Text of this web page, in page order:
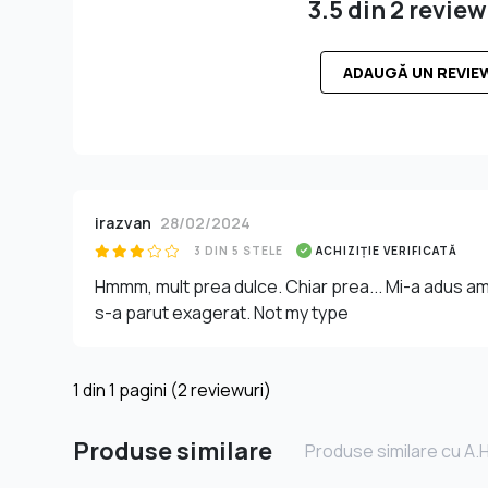
3.5 din 2
ADAUGĂ UN
irazvan 28/02/2024
3 DIN 5 STELE ACHIZIȚIE VERIFICATĂ
Hmmm, mult prea dulce. Chiar prea... Mi-a adus
s-a parut exagerat. Not my type
1 din1 pagini (2 reviewuri)
Produse similare Produse similare cu